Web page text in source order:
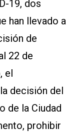
19, dos
han llevado a
de
22 de
el
decisión del
de la Ciudad
prohibir